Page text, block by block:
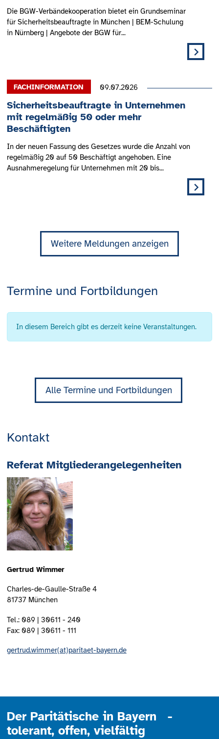
Die BGW-Verbändekooperation bietet ein Grundseminar
für Sicherheitsbeauftragte in München | BEM-Schulung
in Nürnberg | Angebote der BGW für...
Sicherheitsbeauftragte in Unternehmen
mit regelmäßig 50 oder mehr
Beschäftigten
In der neuen Fassung des Gesetzes wurde die Anzahl von
regelmäßig 20 auf 50 Beschäftigt angehoben. Eine
Ausnahmeregelung für Unternehmen mit 20 bis...
09.07.2026
Weitere Meldungen anzeigen
Termine und Fortbildungen
In diesem Bereich gibt es derzeit keine Veranstaltungen.
Alle Termine und Fortbildungen
Kontakt
Referat Mitgliederangelegenheiten
Gertrud Wimmer
Charles-de-Gaulle-Straße 4
81737 München
Tel.: 089 | 30611 - 240
Fax: 089 | 30611 - 111
gertrud.wimmer(at)paritaet-bayern.de
Der Paritätische in Bayern -
tolerant, offen, vielfältig